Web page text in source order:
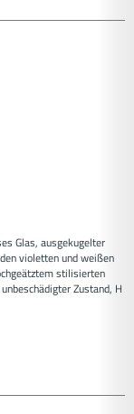
Glas, ausgekugelter
violetten und weißen
stilisierten
Zustand, H